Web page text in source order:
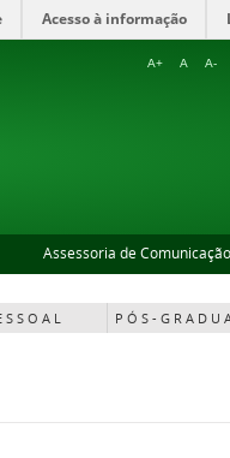
Acesso à informação
A+ A A-
Assessoria de Comunicação
S S O A L P Ó S - G R A D U